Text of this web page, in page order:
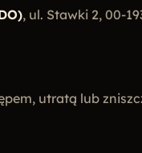
, ul. Stawki 2, 00-
utratą lub